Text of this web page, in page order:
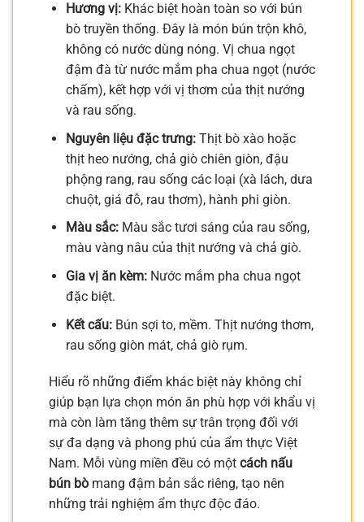
Hương vị:Khác biệt hoàn toàn so với bún
bò truyền thống. Đây là món bún trộn khô,
không có nước dùng nóng. Vị chua ngọt
đậm đà từ nước mắm pha chua ngọt (nước
chấm), kết hợp với vị thơm của thịt nướng
và rau sống.
Nguyên liệu đặc trưng:Thịt bò xào hoặc
thịt heo nướng, chả giò chiên giòn, đậu
phộng rang, rau sống các loại (xà lách, dưa
chuột, giá đỗ, rau thơm), hành phi giòn.
Màu sắc:Màu sắc tươi sáng của rau sống,
màu vàng nâu của thịt nướng và chả giò.
Gia vị ăn kèm:Nước mắm pha chua ngọt
đặc biệt.
Kết cấu:Bún sợi to, mềm. Thịt nướng thơm,
rau sống giòn mát, chả giò rụm.
Hiểu rõ những điểm khác biệt này không chỉ
giúp bạn lựa chọn món ăn phù hợp với khẩu vị
mà còn làm tăng thêm sự trân trọng đối với
sự đa dạng và phong phú của ẩm thực Việt
Nam. Mỗi vùng miền đều có một cách nấu
bún bò mang đậm bản sắc riêng, tạo nên
những trải nghiệm ẩm thực độc đáo.